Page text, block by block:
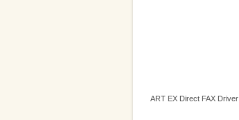
ART EX Direct FAX Driver